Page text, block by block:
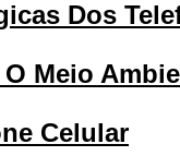
Dos
Meio
Celular